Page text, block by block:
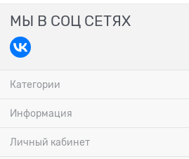
МЫ В СОЦ СЕТЯХ
Категории
Информация
Личный кабинет